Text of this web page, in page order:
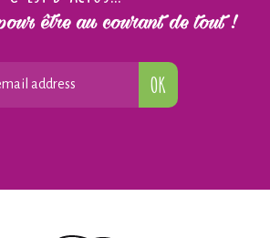
être au courant de tout !
OK